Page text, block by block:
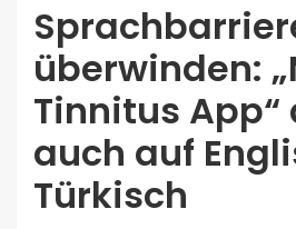
überwinden:
Tinnitus App“
auch auf
Türkisch